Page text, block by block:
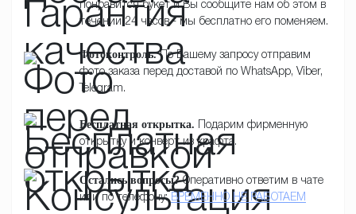
понравится букет и Вы сообщите нам об этом в
течении 24 часов - мы бесплатно его поменяем.
Фотоконтроль.По Вашему запросу отправим
фото заказа перед доставой по WhatsApp, Viber,
Telegram.
Бесплатная открытка. Подарим фирменную
открытку и конверт из крафта.
Остались вопросы?Оперативно ответим в чате
или по телефону: ВРЕМЕННО НЕ РАБОТАЕМ